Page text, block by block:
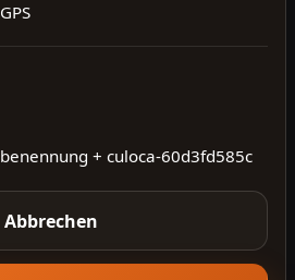
+ culoca-60d3fd585c
Abbrechen